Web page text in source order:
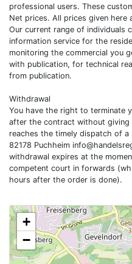
professional users. These
Net prices. All prices given here
Our current range of individuals
information service for the
monitoring the commercial you
with publication, for technical
from publication.
Withdrawal
You have the right to terminate
after the contract without giving
reaches the timely dispatch of
82178 Puchheim
withdrawal expires at the
competent court in forwards
hours after the order is done).
+
−